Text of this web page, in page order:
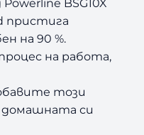
пристига
на 90 %.
на работа,
този
домашната си